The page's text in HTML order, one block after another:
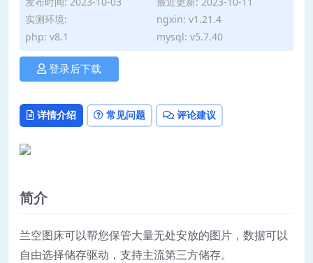
实测环境:
ngxin: v1.21.4
php: v8.1
mysql: v5.7.40
登录后下载
详情介绍 常见问题 评论建议
简介
兰空图床可以帮您保管大量无处安放的图片，数据可以
自由选择储存驱动，支持主流第三方储存。